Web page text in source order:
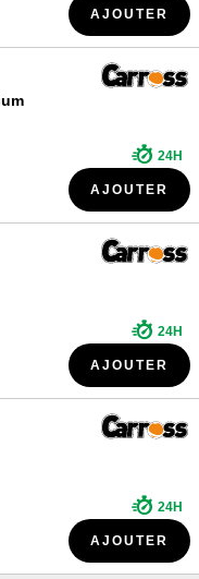
AJOUTER
24H
AJOUTER
24H
AJOUTER
24H
AJOUTER